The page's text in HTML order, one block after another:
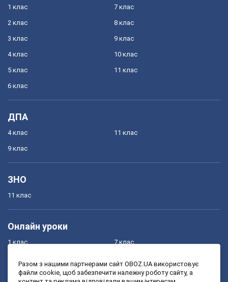
1 клас
2 клас
3 клас
4 клас
5 клас
6 клас
7 клас
8 клас
9 клас
10 клас
11 клас
ДПА
4 клас
9 клас
11 клас
ЗНО
11 клас
Онлайн уроки
1 клас
3 клас
7 клас
9 клас
Разом з нашими партнерами сайт OBOZ.UA використовує
файли cookie, щоб забезпечити належну роботу сайту, а